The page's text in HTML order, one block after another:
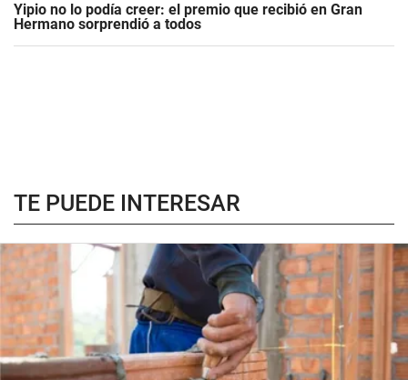
Yipio no lo podía creer: el premio que recibió en Gran
Hermano sorprendió a todos
TE PUEDE INTERESAR